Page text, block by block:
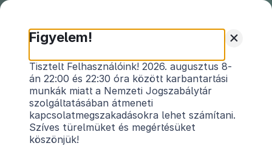
Damak Község Önkormányzat
Képviselő-testületének 9/2017.
(VIII.17.) önkormányzati rendelete
a helyi népszavazás kezdeményezéséhez
szükséges választópolgárok számáról
+
Figyelem!
Tisztelt Felhasználóink! 2026. augusztus 8-
án 22:00 és 22:30 óra között karbantartási
munkák miatt a Nemzeti Jogszabálytár
szolgáltatásában átmeneti
kapcsolatmegszakadásokra lehet számítani.
Szíves türelmüket és megértésüket
köszönjük!